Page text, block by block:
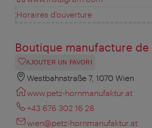
Horaires d'ouverture
Boutique manufacture de
AJOUTER UN FAVORI
Westbahnstraße 7, 1070 Wien
www.petz-hornmanufaktur.at
+43 676 302 16 28
wien@petz-hornmanufaktur.at